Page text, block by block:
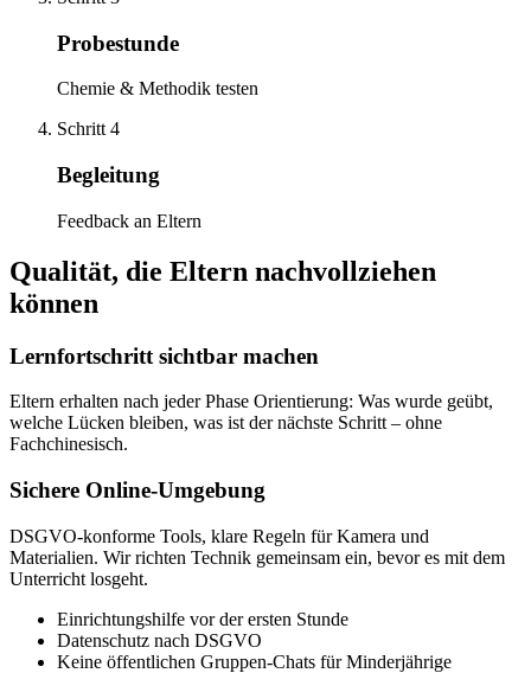
Probestunde
Chemie & Methodik testen
Schritt 4
Begleitung
Feedback an Eltern
Qualität, die Eltern nachvollziehen
können
Lernfortschritt sichtbar machen
Eltern erhalten nach jeder Phase Orientierung: Was wurde geübt,
welche Lücken bleiben, was ist der nächste Schritt – ohne
Fachchinesisch.
Sichere Online-Umgebung
DSGVO-konforme Tools, klare Regeln für Kamera und
Materialien. Wir richten Technik gemeinsam ein, bevor es mit dem
Unterricht losgeht.
Einrichtungshilfe vor der ersten Stunde
Datenschutz nach DSGVO
Keine öffentlichen Gruppen-Chats für Minderjährige